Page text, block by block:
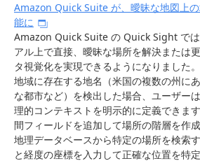
Amazon Quick Suite が、曖昧な地図上
能に
Amazon Quick Suite の Quick Sight で
アル上で直接、曖昧な場所を解決または
タ視覚化を実現できるようになりました
地域に存在する地名（米国の複数の州に
な都市など）を検出した場合、ユーザー
理的コンテキストを明示的に定義できま
間フィールドを追加して場所の階層を作
地理データベースから特定の場所を検索
と経度の座標を入力して正確な位置を特